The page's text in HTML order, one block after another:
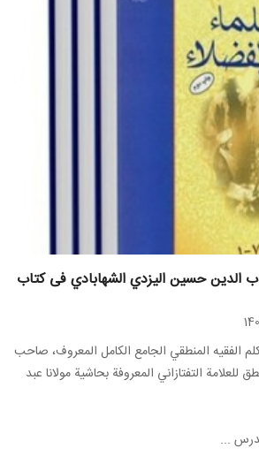
الدين حسين اليزدي الشهابادي فی کتاب
الفقيه المنطقي الجامع الكامل المعروف، صاحب
التفتازاني المعروفة بحاشية مولانا عبد
...